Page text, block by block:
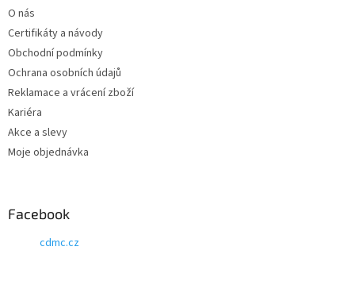
O nás
Certifikáty a návody
Obchodní podmínky
Ochrana osobních údajů
Reklamace a vrácení zboží
Kariéra
Akce a slevy
Moje objednávka
Facebook
cdmc.cz